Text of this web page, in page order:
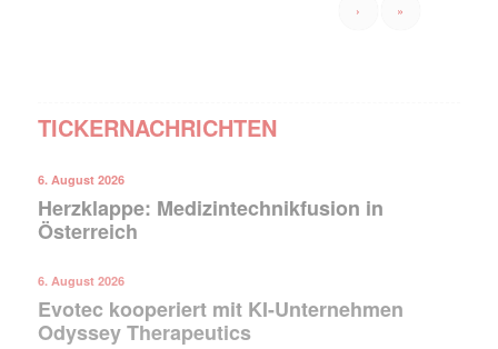
› »
TICKERNACHRICHTEN
6. August 2026
Herzklappe: Medizintechnikfusion in
Österreich
6. August 2026
Evotec kooperiert mit KI-Unternehmen
Odyssey Therapeutics